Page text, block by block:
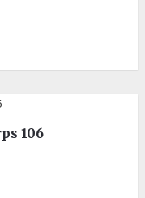
106